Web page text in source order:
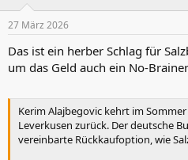
e
:
27 März 2026
Das ist ein herber Schlag für
um das Geld auch ein No-
Kerim Alajbegovic kehrt im
Leverkusen zurück. Der deutsche
vereinbarte Rückkaufoption, wie